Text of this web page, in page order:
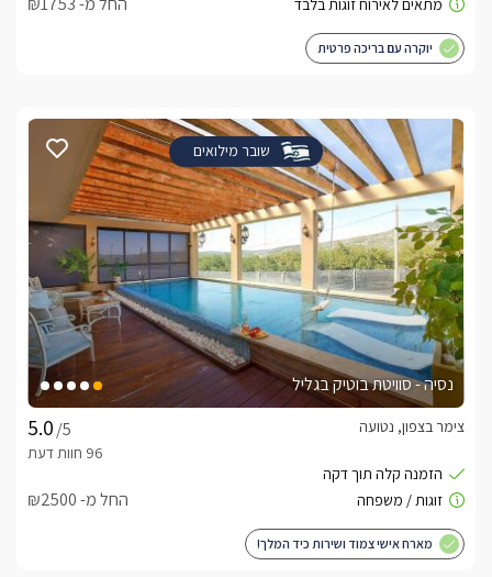
יוקרה עם בריכה פרטית
שובר מילואים
נסיה - סוויטת בוטיק בגליל
/5
צימר בצפון, נטועה
החל מ- ₪2500
מארח אישי צמוד ושירות כיד המלך!